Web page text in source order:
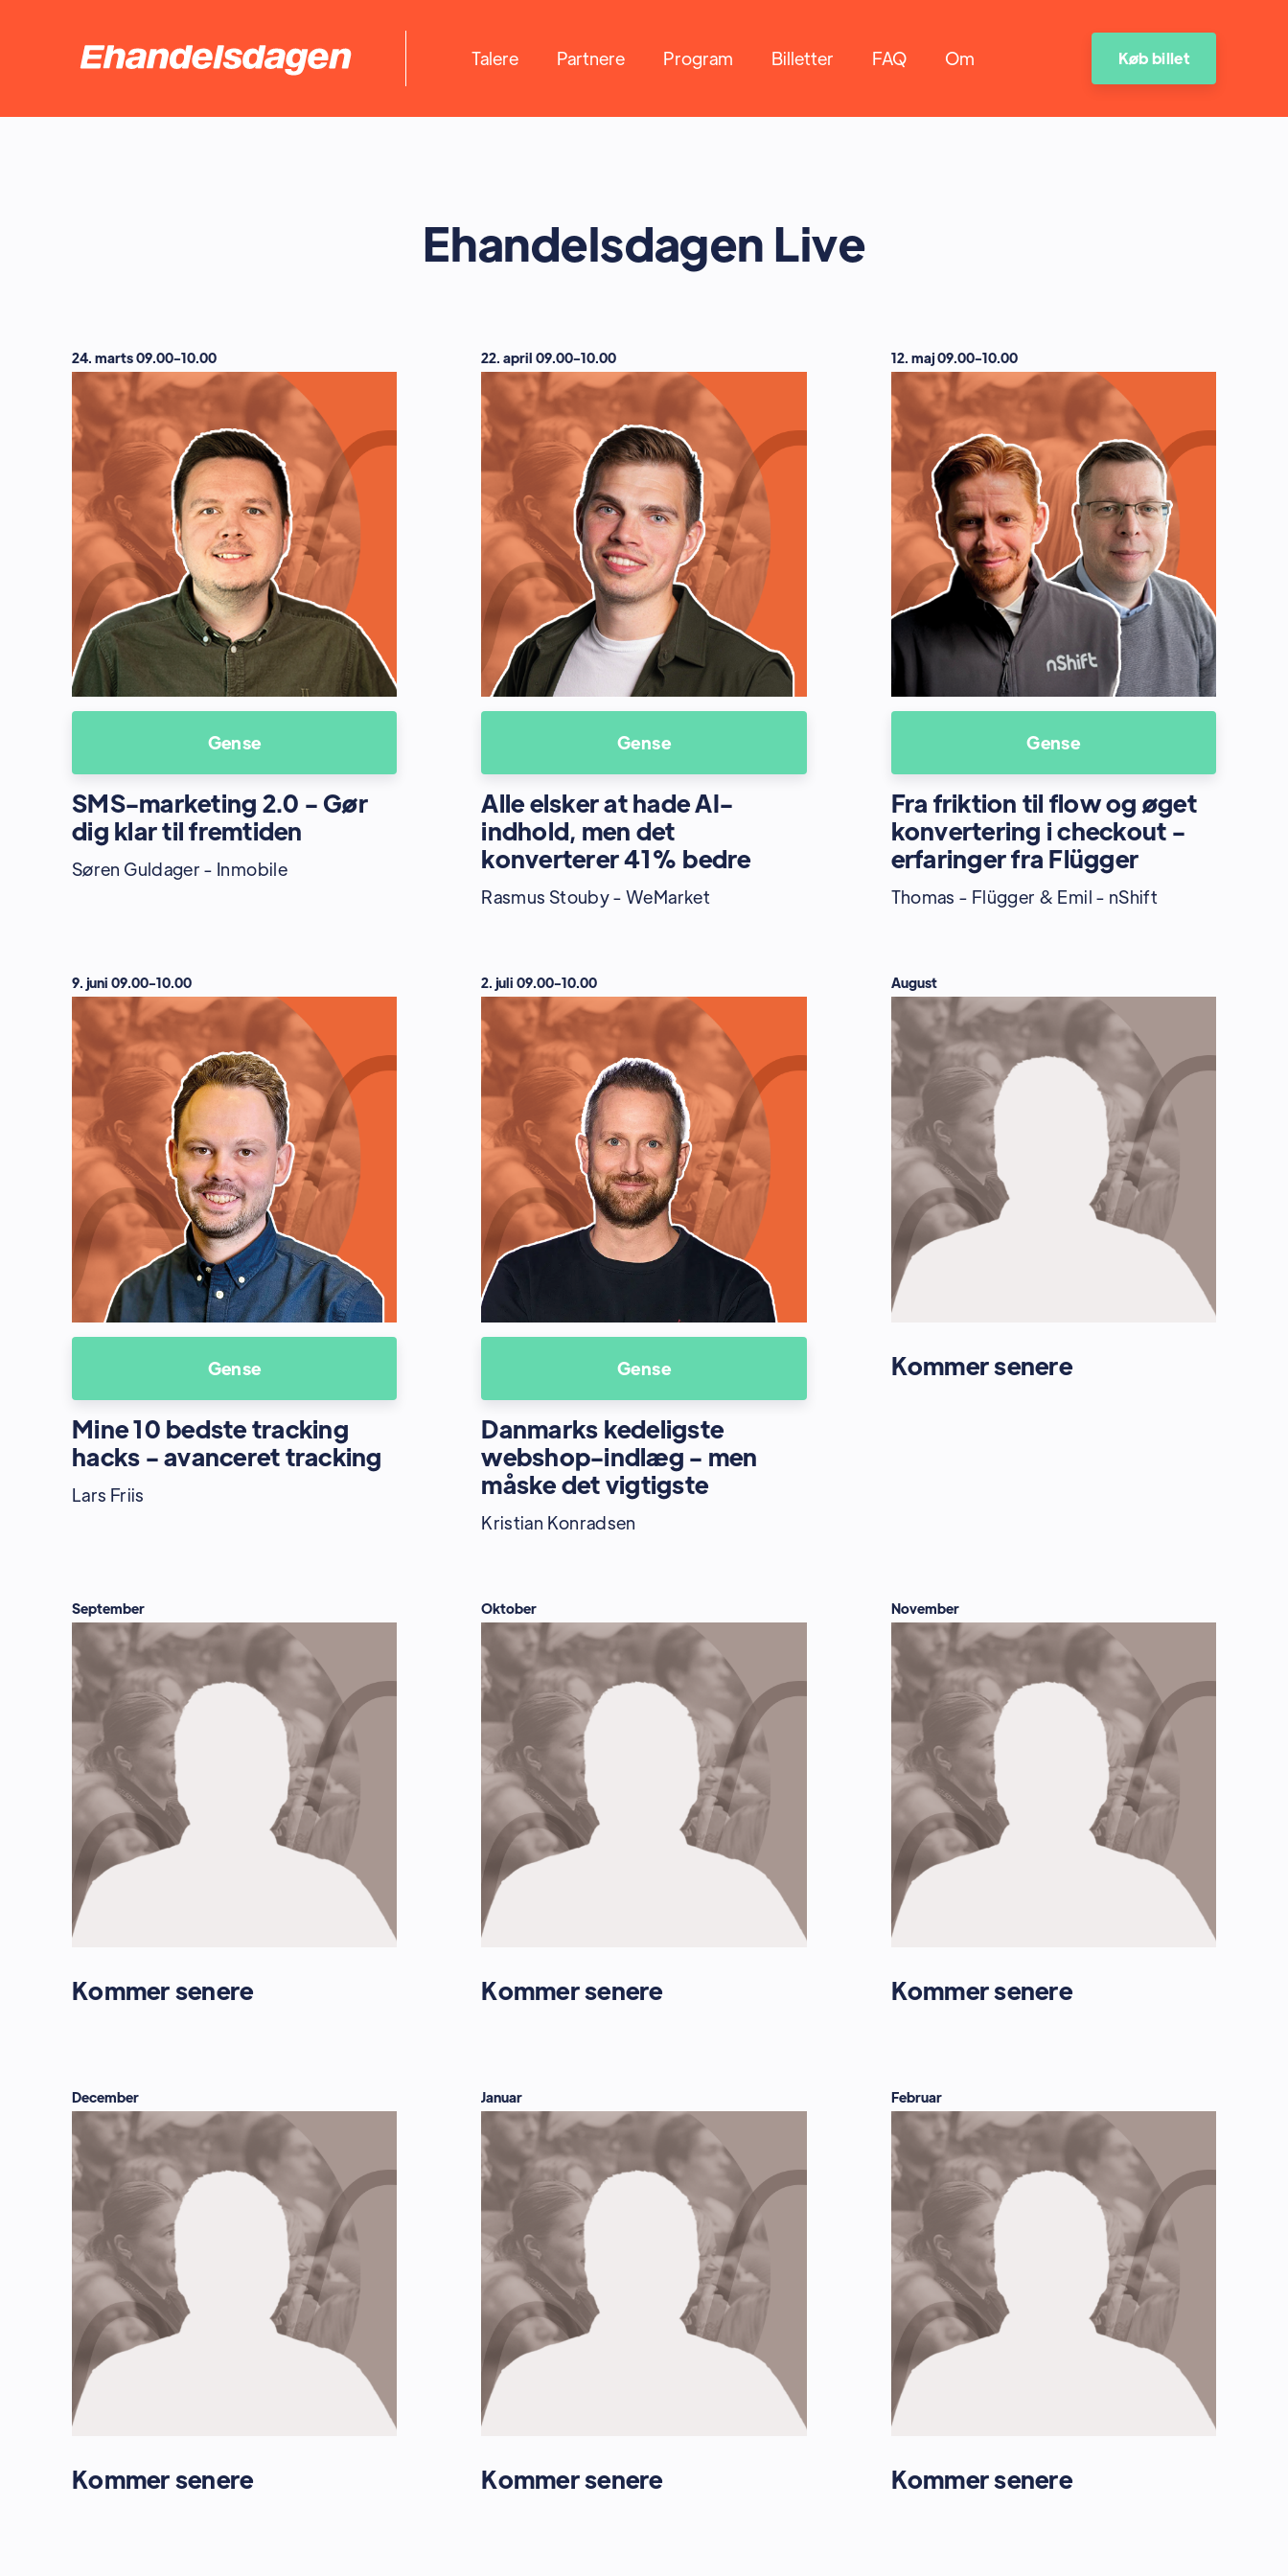
Talere Partnere Program Billetter FAQ Om Køb billet
Ehandelsdagen Live
24. marts 09.00-10.00
Gense
SMS-marketing 2.0 - Gør
dig klar til fremtiden
Søren Guldager - Inmobile
22. april 09.00-10.00
Gense
Alle elsker at hade AI-
indhold, men det
konverterer 41% bedre
Rasmus Stouby - WeMarket
12. maj 09.00-10.00
Gense
Fra friktion til flow og øget
konvertering i checkout -
erfaringer fra Flügger
Thomas - Flügger & Emil - nShift
9. juni 09.00-10.00
Gense
Mine 10 bedste tracking
hacks - avanceret tracking
Lars Friis
2. juli 09.00-10.00
Gense
Danmarks kedeligste
webshop-indlæg - men
måske det vigtigste
Kristian Konradsen
August
Kommer senere
September
Kommer senere
Oktober
Kommer senere
November
Kommer senere
December
Kommer senere
Januar
Kommer senere
Februar
Kommer senere